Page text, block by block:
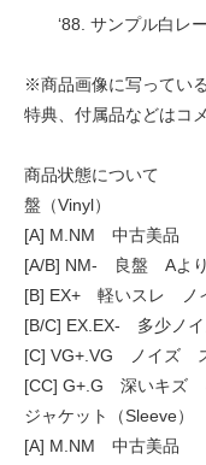
‘88. サンプル白レ
※商品画像に写ってい
特典、付属品などはコ
商品状態について
盤（Vinyl）
[A] M.NM 中古美品
[A/B] NM- 良盤 Aよ
[B] EX+ 軽いスレ ノ
[B/C] EX.EX- 多少ノ
[C] VG+.VG ノイズ
[CC] G+.G 深いキズ
ジャケット（Sleeve）
[A] M.NM 中古美品